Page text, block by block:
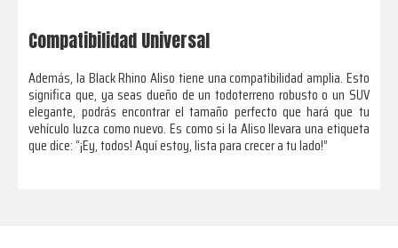
Compatibilidad Universal
Además, la Black Rhino Aliso tiene una compatibilidad amplia. Esto
significa que, ya seas dueño de un todoterreno robusto o un SUV
elegante, podrás encontrar el tamaño perfecto que hará que tu
vehículo luzca como nuevo. Es como si la Aliso llevara una etiqueta
que dice: “¡Ey, todos! Aquí estoy, lista para crecer a tu lado!”